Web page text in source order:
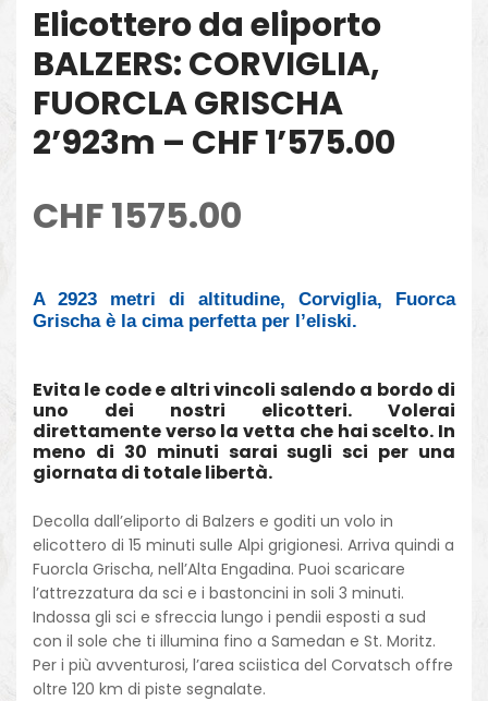
Elicottero da eliporto
BALZERS: CORVIGLIA,
FUORCLA GRISCHA
2’923m – CHF 1’575.00
CHF1575.00
A 2923 metri di altitudine, Corviglia, Fuorca
Grischa è la cima perfetta per l’eliski.
Evita le code e altri vincoli salendo a bordo di
uno dei nostri elicotteri. Volerai
direttamente verso la vetta che hai scelto. In
meno di 30 minuti sarai sugli sci per una
giornata di totale libertà.
Decolla dall’eliporto di Balzers e goditi un volo in
elicottero di 15 minuti sulle Alpi grigionesi. Arriva quindi a
Fuorcla Grischa, nell’Alta Engadina. Puoi scaricare
l’attrezzatura da sci e i bastoncini in soli 3 minuti.
Indossa gli sci e sfreccia lungo i pendii esposti a sud
con il sole che ti illumina fino a Samedan e St. Moritz.
Per i più avventurosi, l’area sciistica del Corvatsch offre
oltre 120 km di piste segnalate.